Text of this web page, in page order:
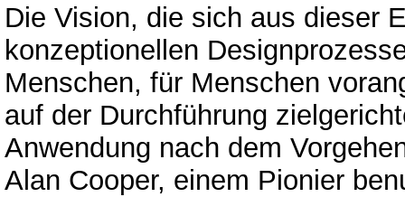
Die Vision, die sich aus dieser
konzeptionellen
Menschen, für Menschen
auf der Durchführung
Anwendung nach dem
Alan Cooper, einem Pionier